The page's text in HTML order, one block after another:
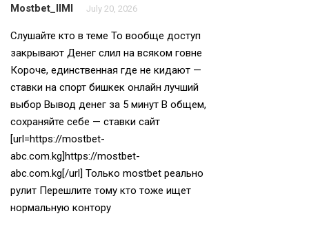
Mostbet_llMl July 20, 2026
Слушайте кто в теме То вообще доступ
закрывают Денег слил на всяком говне
Короче, единственная где не кидают —
ставки на спорт бишкек онлайн лучший
выбор Вывод денег за 5 минут В общем,
сохраняйте себе — ставки сайт
[url=https://mostbet-
abc.com.kg]https://mostbet-
abc.com.kg[/url] Только mostbet реально
рулит Перешлите тому кто тоже ищет
нормальную контору